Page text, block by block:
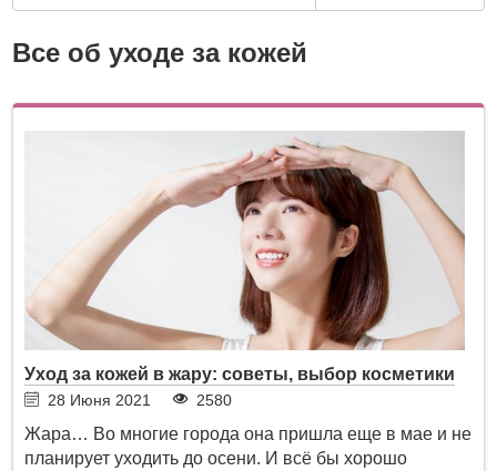
Все об уходе за кожей
Уход за кожей в жару: советы, выбор косметики
28 Июня 2021 2580
Жара… Во многие города она пришла еще в мае и не
планирует уходить до осени. И всё бы хорошо